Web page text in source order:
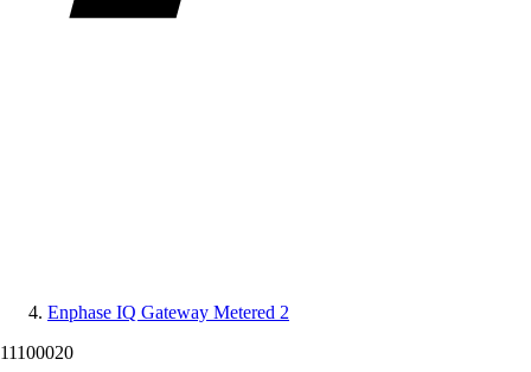
Enphase IQ Gateway Metered 2
11100020